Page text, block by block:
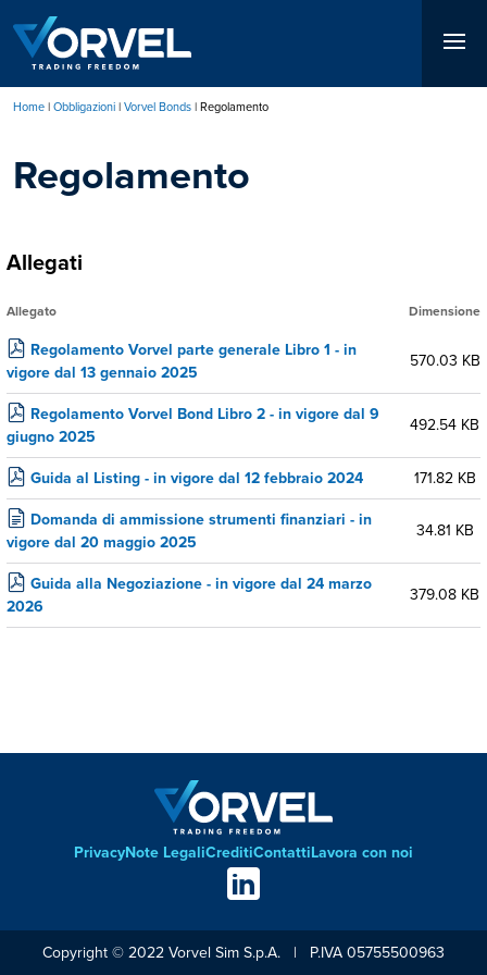
contenuto
principale
di
pane
Home Obbligazioni Vorvel Bonds Regolamento
Regolamento
Allegati
Allegato Dimensione
Regolamento Vorvel parte generale Libro 1 - in
vigore dal 13 gennaio 2025
570.03 KB
Regolamento Vorvel Bond Libro 2 - in vigore dal 9
giugno 2025
492.54 KB
Guida al Listing - in vigore dal 12 febbraio 2024
171.82 KB
Domanda di ammissione strumenti finanziari - in
vigore dal 20 maggio 2025
34.81 KB
Guida alla Negoziazione - in vigore dal 24 marzo
2026
379.08 KB
Footer
PrivacyNote LegaliCreditiContattiLavora con noi
Social
links
Copyright © 2022 Vorvel Sim S.p.A. | P.IVA 05755500963